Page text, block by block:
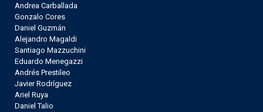
Andrea Carballada
Gonzalo Cores
Daniel Guzmán
Alejandro Magaldi
Santiago Mazzuchini
Eduardo Menegazzi
Andrés Prestileo
Javier Rodríguez
Ariel Ruya
Daniel Talio